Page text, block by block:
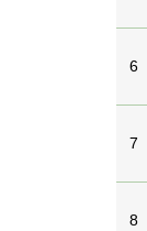
6
7
8